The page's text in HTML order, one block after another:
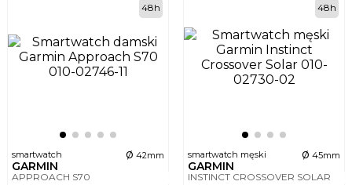
smartwatch ø 42mm
GARMIN
APPROACH S70
48h
smartwatch męski ø 45mm
GARMIN
INSTINCT CROSSOVER SOLAR
48h